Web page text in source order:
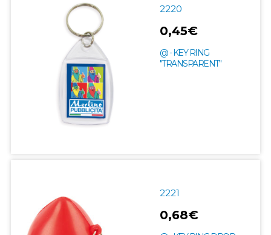
2220
0,45€
@ - KEY RING
"TRANSPARENT"
2221
0,68€